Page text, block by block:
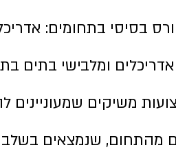
בסיסי בתחומים:
ומלבישי בתים
משיקים
מהתחום, שנמצאים